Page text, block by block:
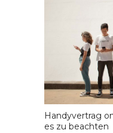
Handyvertrag
es zu beachten